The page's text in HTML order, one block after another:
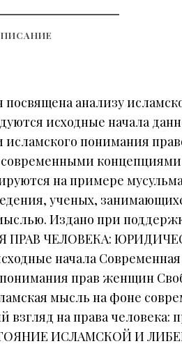
анализу
исходные начала
исламского понимания
концепциями
на примере
ученых,
Издано при
ЧЕЛОВЕКА:
начала
прав женщин
мысль на фоне
взгляд на права
ИСЛАМСКОЙ И